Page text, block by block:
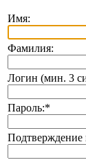
Имя:
Фамилия:
Логин (мин. 3
Пароль:*
Подтверждение